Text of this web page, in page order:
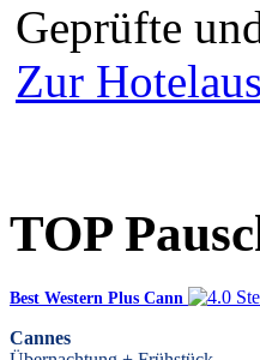
Geprüfte
Zur
TOP
Best Western Plus Cann
Cannes